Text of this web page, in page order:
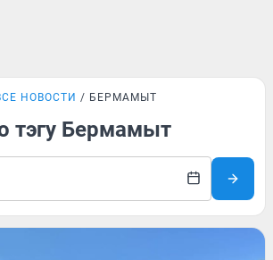
НОВОСТИ БЕРМАМЫТ
тэгу Бермамыт